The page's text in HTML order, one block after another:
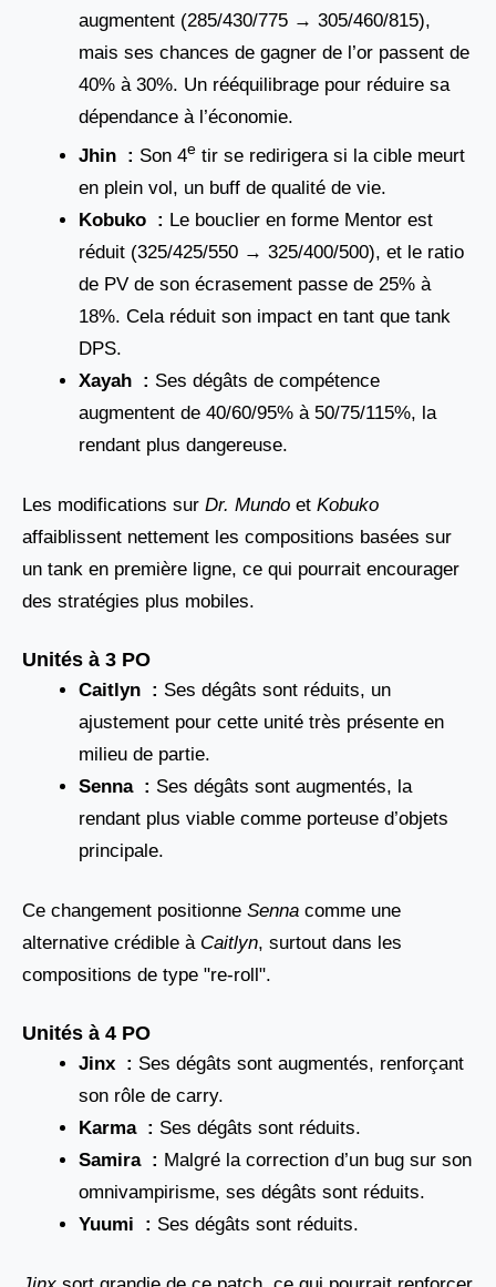
augmentent (285/430/775 → 305/460/815),
mais ses chances de gagner de l’or passent de
40% à 30%. Un rééquilibrage pour réduire sa
dépendance à l’économie.
Jhin : Son 4e tir se redirigera si la cible meurt
en plein vol, un buff de qualité de vie.
Kobuko : Le bouclier en forme Mentor est
réduit (325/425/550 → 325/400/500), et le ratio
de PV de son écrasement passe de 25% à
18%. Cela réduit son impact en tant que tank
DPS.
Xayah : Ses dégâts de compétence
augmentent de 40/60/95% à 50/75/115%, la
rendant plus dangereuse.
Les modifications sur Dr. Mundo et Kobuko
affaiblissent nettement les compositions basées sur
un tank en première ligne, ce qui pourrait encourager
des stratégies plus mobiles.
Unités à 3 PO
Caitlyn : Ses dégâts sont réduits, un
ajustement pour cette unité très présente en
milieu de partie.
Senna : Ses dégâts sont augmentés, la
rendant plus viable comme porteuse d’objets
principale.
Ce changement positionne Senna comme une
alternative crédible à Caitlyn, surtout dans les
compositions de type "re-roll".
Unités à 4 PO
Jinx : Ses dégâts sont augmentés, renforçant
son rôle de carry.
Karma : Ses dégâts sont réduits.
Samira : Malgré la correction d’un bug sur son
omnivampirisme, ses dégâts sont réduits.
Yuumi : Ses dégâts sont réduits.